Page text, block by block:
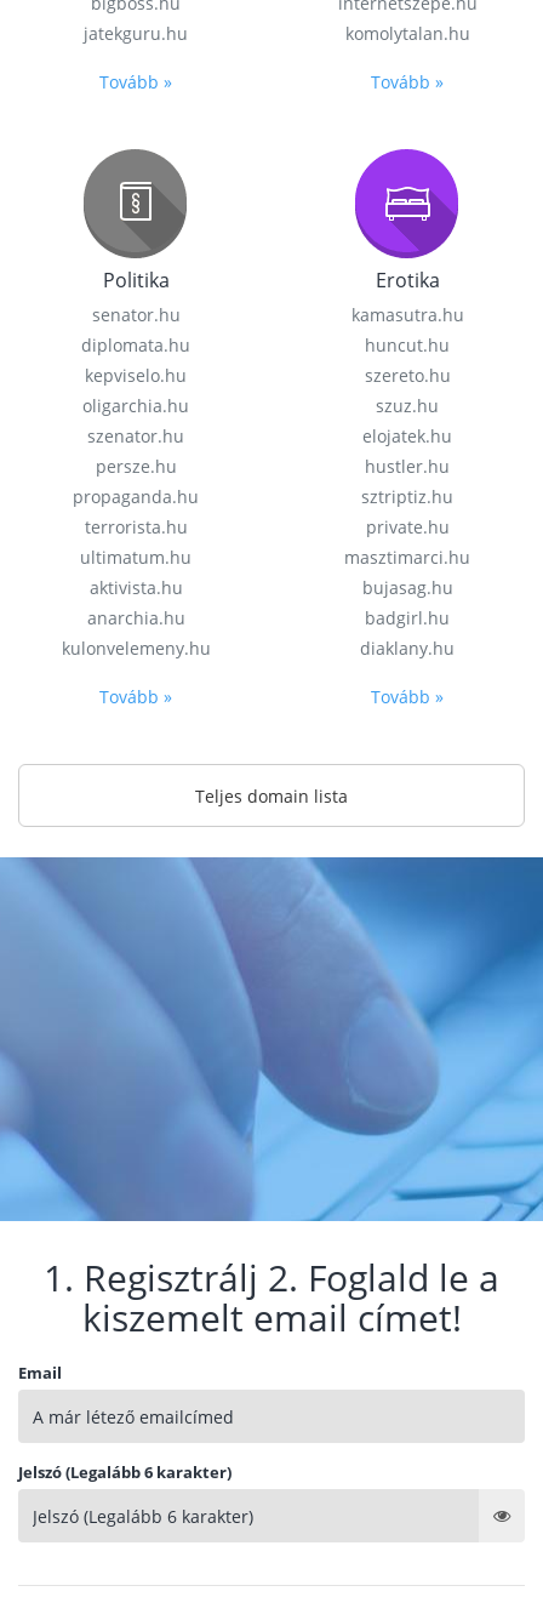
jatekguru.hu
Tovább »
komolytalan.hu
Tovább »
Politika
senator.hu
diplomata.hu
kepviselo.hu
oligarchia.hu
szenator.hu
persze.hu
propaganda.hu
terrorista.hu
ultimatum.hu
aktivista.hu
anarchia.hu
kulonvelemeny.hu
Tovább »
Erotika
kamasutra.hu
huncut.hu
szereto.hu
szuz.hu
elojatek.hu
hustler.hu
sztriptiz.hu
private.hu
masztimarci.hu
bujasag.hu
badgirl.hu
diaklany.hu
Tovább »
Teljes domain lista
1. Regisztrálj 2. Foglald le a
kiszemelt email címet!
Email
Jelszó (Legalább 6 karakter)